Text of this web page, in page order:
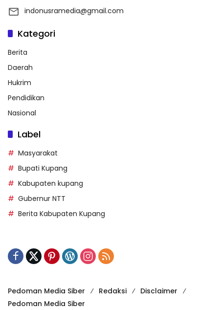
indonusramedia@gmail.com
Kategori
Berita
Daerah
Hukrim
Pendidikan
Nasional
Label
Masyarakat
Bupati Kupang
Kabupaten kupang
Gubernur NTT
Berita Kabupaten Kupang
Pedoman Media Siber Redaksi
Disclaimer
Pedoman Media Siber